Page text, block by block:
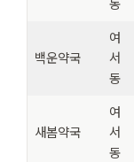
동
백운약국
여
서
동
새봄약국
여
서
동